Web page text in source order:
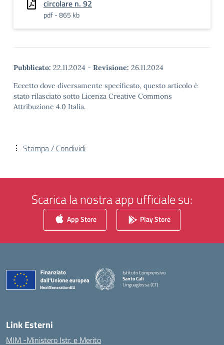
circolare n. 92
pdf - 865 kb
Pubblicato: 22.11.2024 - Revisione: 26.11.2024
Eccetto dove diversamente specificato, questo articolo è
stato rilasciato sotto Licenza Creative Commons
Attribuzione 4.0 Italia.
Stampa / Condividi
Scarica la nostra app ufficiale su:
App Store Play Store
Istituto Comprensivo
Santo Calì
Linguaglossa (CT)
— Visita la pagina iniziale della scuola
Link Esterni
MIM -Ministero Istr. e Merito